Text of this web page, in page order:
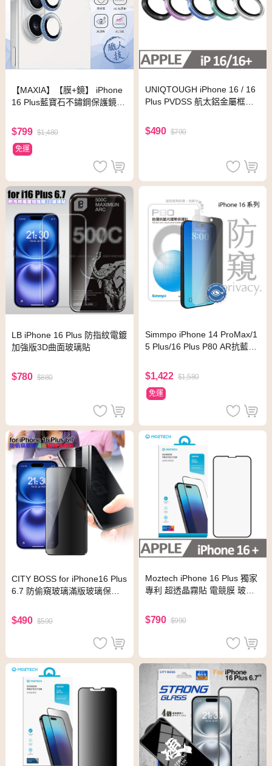
【MAXIA】【膜+鏡】 iPhone
16 Plus藍寶石不鏽鋼保護鏡貼
$799 $1,480
免運
UNIQTOUGH iPhone 16 / 16
Plus PVDSS 航太鋁金屬框鏡
$490 $790
LB iPhone 16 Plus 防指紋電鍍
加強版3D曲面玻璃貼
$780 $880
Simmpo iPhone 14 ProMax/1
5 Plus/16 Plus P80 AR抗藍光
$1,422 $1,580
免運
CITY BOSS for iPhone16 Plus
6.7 防偷窺玻璃滿版玻璃保護
$490 $590
Moztech iPhone 16 Plus 獨家
專利 超透晶霧貼 電競膜 玻璃
$790 $990